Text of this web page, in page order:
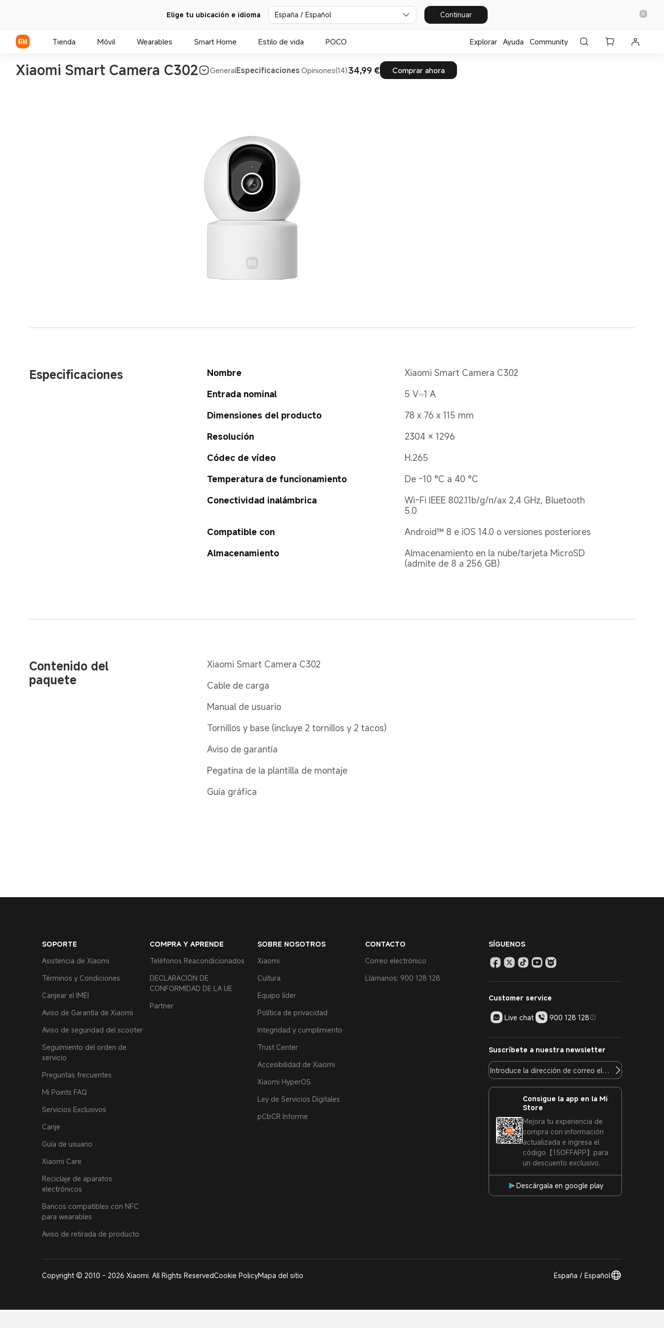
Elige tu ubicación e idioma España / Español Continuar
Tienda Móvil Wearables Smart Home Estilo de vida POCO Explorar Ayuda Community
Xiaomi Smart Camera C302 GeneralEspecificaciones Opiniones(14)34,99 € Comprar ahora
Especificaciones Nombre
Xiaomi Smart Camera C302
Entrada nominal
5 V⎓1 A
Dimensiones del producto
78 x 76 x 115 mm
Resolución
2304 × 1296
Códec de vídeo
H.265
Temperatura de funcionamiento
De -10 °C a 40 °C
Conectividad inalámbrica
Wi-Fi IEEE 802.11b/g/n/ax 2,4 GHz, Bluetooth
5.0
Compatible con
Android™ 8 e iOS 14.0 o versiones posteriores
Almacenamiento
Almacenamiento en la nube/tarjeta MicroSD
(admite de 8 a 256 GB)
Contenido del
paquete
Xiaomi Smart Camera C302
Cable de carga
Manual de usuario
Tornillos y base (incluye 2 tornillos y 2 tacos)
Aviso de garantía
Pegatina de la plantilla de montaje
Guía gráfica
SOPORTE
Asistencia de Xiaomi
Términos y Condiciones
Canjear el IMEI
Aviso de Garantía de Xiaomi
Aviso de seguridad del scooter
Seguimiento del orden de
servicio
Preguntas frecuentes
Mi Points FAQ
Servicios Exclusivos
Canje
Guía de usuario
Xiaomi Care
Reciclaje de aparatos
electrónicos
Bancos compatibles con NFC
para wearables
Aviso de retirada de producto
COMPRA Y APRENDE
Teléfonos Reacondicionados
DECLARACIÓN DE
CONFORMIDAD DE LA UE
Partner
SOBRE NOSOTROS
Xiaomi
Cultura
Equipo líder
Política de privacidad
Integridad y cumplimiento
Trust Center
Accesibilidad de Xiaomi
Xiaomi HyperOS
Ley de Servicios Digitales
pCbCR Informe
CONTACTO
Correo electrónico
Llámanos: 900 128 128
SÍGUENOS
Customer service
Live chat 900 128 128
Suscríbete a nuestra newsletter
Consigue la app en la Mi
Store
Mejora tu experiencia de
compra con información
actualizada e ingresa el
código【15OFFAPP】para
un descuento exclusivo.
Descárgala en google play
Copyright © 2010 - 2026 Xiaomi. All Rights ReservedCookie PolicyMapa del sitio España / Español